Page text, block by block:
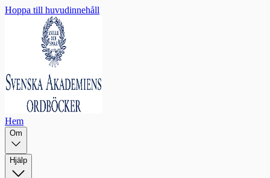
Hoppa till huvudinnehåll
Hem
Om
Hjälp